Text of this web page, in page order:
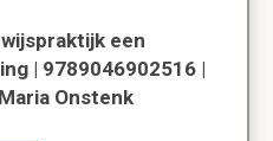
een
| 9789046902516 |
Onstenk